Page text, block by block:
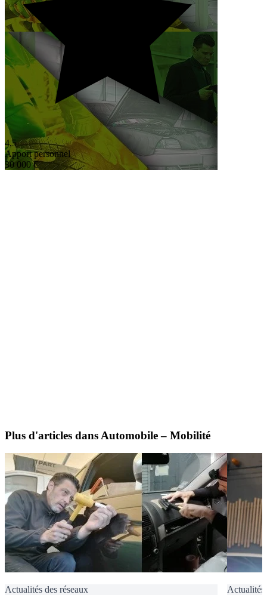
4,5
Apport personnel
30 000 €
Plus d'articles dans Automobile – Mobilité
Actualités des réseaux
Actualités